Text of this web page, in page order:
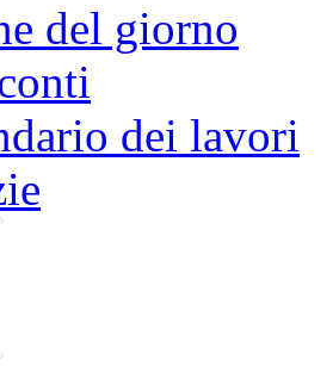
del giorno
dei lavori